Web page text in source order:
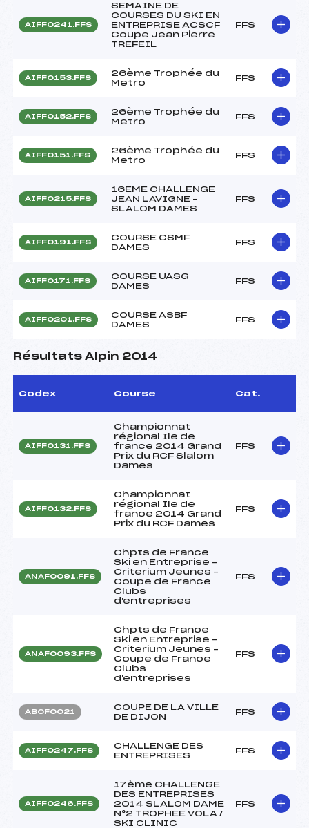
AIFF0241.FFS
SEMAINE DE
COURSES DU SKI EN
ENTREPRISE ACSCF
Coupe Jean Pierre
TREFEIL
FFS
AIFF0153.FFS
26ème Trophée du
Metro
FFS
AIFF0152.FFS
26ème Trophée du
Metro
FFS
AIFF0151.FFS
26ème Trophée du
Metro
FFS
AIFF0215.FFS
16EME CHALLENGE
JEAN LAVIGNE –
SLALOM DAMES
FFS
AIFF0191.FFS
COURSE CSMF
DAMES
FFS
AIFF0171.FFS
COURSE UASG
DAMES
FFS
AIFF0201.FFS
COURSE ASBF
DAMES
FFS
Résultats Alpin 2014
Codex Course Cat.
AIFF0131.FFS
Championnat
régional Ile de
france 2014 Grand
Prix du RCF Slalom
Dames
FFS
AIFF0132.FFS
Championnat
régional Ile de
france 2014 Grand
Prix du RCF Dames
FFS
ANAF0091.FFS
Chpts de France
Ski en Entreprise –
Criterium Jeunes –
Coupe de France
Clubs
d'entreprises
FFS
ANAF0093.FFS
Chpts de France
Ski en Entreprise –
Criterium Jeunes –
Coupe de France
Clubs
d'entreprises
FFS
ABOF0021
COUPE DE LA VILLE
DE DIJON
FFS
AIFF0247.FFS
CHALLENGE DES
ENTREPRISES
FFS
AIFF0246.FFS
17ème CHALLENGE
DES ENTREPRISES
2014 SLALOM DAME
N°2 TROPHEE VOLA /
SKI CLINIC
FFS